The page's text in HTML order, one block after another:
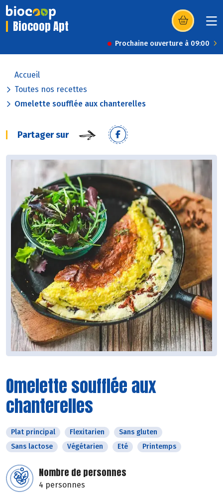
Biocoop Apt (s’ouvre dans
Prochaine ouverture à 09:00
Accueil
Toutes nos recettes
Omelette soufflée aux chanterelles
Partager sur
Omelette soufflée aux
chanterelles
Plat principal Flexitarien
Sans gluten
Sans lactose
Végétarien Eté Printemps
Nombre de personnes
4 personnes